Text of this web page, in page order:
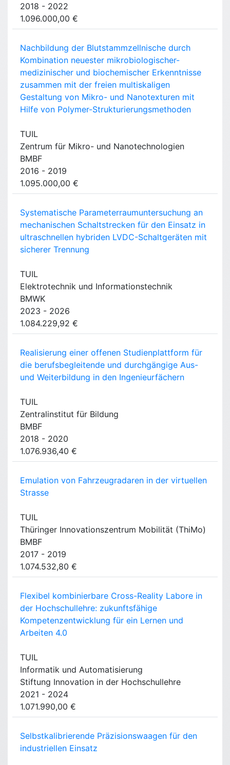
2018 - 2022
1.096.000,00 €
Nachbildung der Blutstammzellnische durch
Kombination neuester mikrobiologischer-
medizinischer und biochemischer Erkenntnisse
zusammen mit der freien multiskaligen
Gestaltung von Mikro- und Nanotexturen mit
Hilfe von Polymer-Strukturierungsmethoden
TUIL
Zentrum für Mikro- und Nanotechnologien
BMBF
2016 - 2019
1.095.000,00 €
Systematische Parameterraumuntersuchung an
mechanischen Schaltstrecken für den Einsatz in
ultraschnellen hybriden LVDC-Schaltgeräten mit
sicherer Trennung
TUIL
Elektrotechnik und Informationstechnik
BMWK
2023 - 2026
1.084.229,92 €
Realisierung einer offenen Studienplattform für
die berufsbegleitende und durchgängige Aus-
und Weiterbildung in den Ingenieurfächern
TUIL
Zentralinstitut für Bildung
BMBF
2018 - 2020
1.076.936,40 €
Emulation von Fahrzeugradaren in der virtuellen
Strasse
TUIL
Thüringer Innovationszentrum Mobilität (ThiMo)
BMBF
2017 - 2019
1.074.532,80 €
Flexibel kombinierbare Cross-Reality Labore in
der Hochschullehre: zukunftsfähige
Kompetenzentwicklung für ein Lernen und
Arbeiten 4.0
TUIL
Informatik und Automatisierung
Stiftung Innovation in der Hochschullehre
2021 - 2024
1.071.990,00 €
Selbstkalibrierende Präzisionswaagen für den
industriellen Einsatz